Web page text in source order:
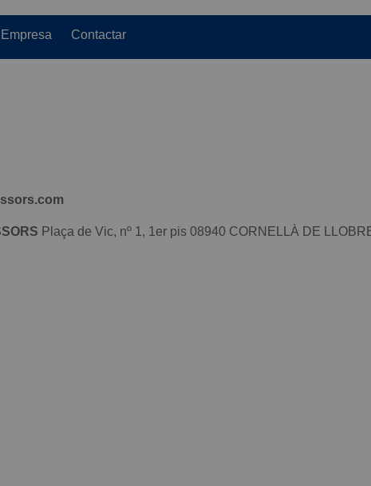
Empresa Contactar
Plaça de Vic, nº 1, 1er pis 08940 CORNELLÀ DE